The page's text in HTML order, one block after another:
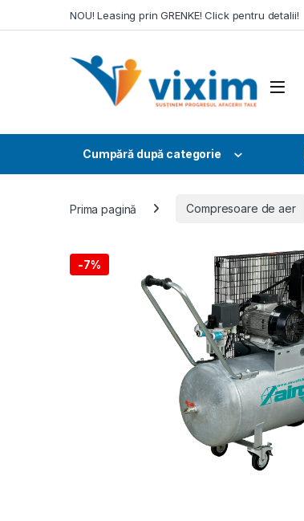
NOU! Leasing prin GRENKE! Click pentru detalii!
Cumpără după categorie
Prima pagină Compresoare de aer
-7%